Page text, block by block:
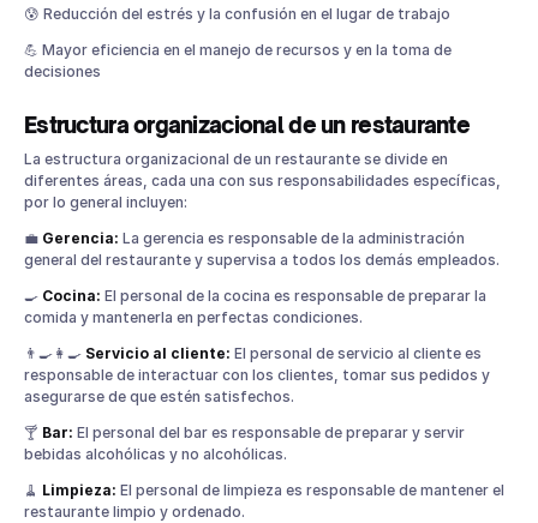
😰 Reducción del estrés y la confusión en el lugar de trabajo
💪 Mayor eficiencia en el manejo de recursos y en la toma de
decisiones
Estructura organizacional de un restaurante
La estructura organizacional de un restaurante se divide en
diferentes áreas, cada una con sus responsabilidades específicas,
por lo general incluyen:
💼 Gerencia: La gerencia es responsable de la administración
general del restaurante y supervisa a todos los demás empleados.
🍳 Cocina: El personal de la cocina es responsable de preparar la
comida y mantenerla en perfectas condiciones.
👨‍🍳👩‍🍳 Servicio al cliente: El personal de servicio al cliente es
responsable de interactuar con los clientes, tomar sus pedidos y
asegurarse de que estén satisfechos.
🍸 Bar: El personal del bar es responsable de preparar y servir
bebidas alcohólicas y no alcohólicas.
🧹 Limpieza: El personal de limpieza es responsable de mantener el
restaurante limpio y ordenado.